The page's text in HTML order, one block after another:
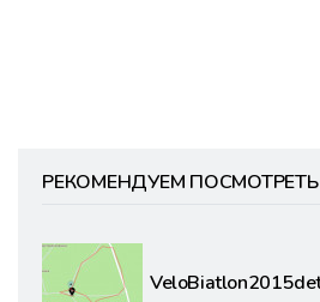
РЕКОМЕНДУЕМ ПОСМОТРЕТЬ